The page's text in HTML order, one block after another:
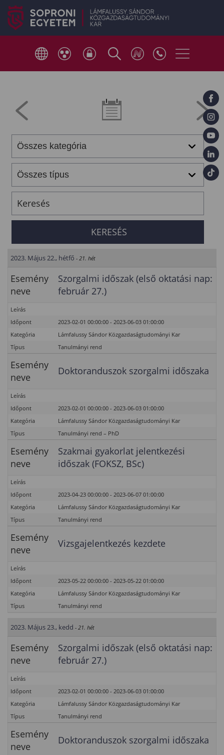
2023. Május 22., hétfő - 21. hét
Esemény
neve
Szorgalmi időszak (első oktatási nap:
február 27.)
Leírás
Időpont
2023-02-01 00:00:00 - 2023-06-03 01:00:00
Kategória
Lámfalussy Sándor Közgazdaságtudományi Kar
Típus
Tanulmányi rend
Esemény
neve
Doktoranduszok szorgalmi időszaka
Leírás
Időpont
2023-02-01 00:00:00 - 2023-06-03 01:00:00
Kategória
Lámfalussy Sándor Közgazdaságtudományi Kar
Típus
Tanulmányi rend – PhD
Esemény
neve
Szakmai gyakorlat jelentkezési
időszak (FOKSZ, BSc)
Leírás
Időpont
2023-04-23 00:00:00 - 2023-06-07 01:00:00
Kategória
Lámfalussy Sándor Közgazdaságtudományi Kar
Típus
Tanulmányi rend
Esemény
neve
Vizsgajelentkezés kezdete
Leírás
Időpont
2023-05-22 00:00:00 - 2023-05-22 01:00:00
Kategória
Lámfalussy Sándor Közgazdaságtudományi Kar
Típus
Tanulmányi rend
2023. Május 23., kedd - 21. hét
Esemény
neve
Szorgalmi időszak (első oktatási nap:
február 27.)
Leírás
Időpont
2023-02-01 00:00:00 - 2023-06-03 01:00:00
Kategória
Lámfalussy Sándor Közgazdaságtudományi Kar
Típus
Tanulmányi rend
Esemény
neve
Doktoranduszok szorgalmi időszaka